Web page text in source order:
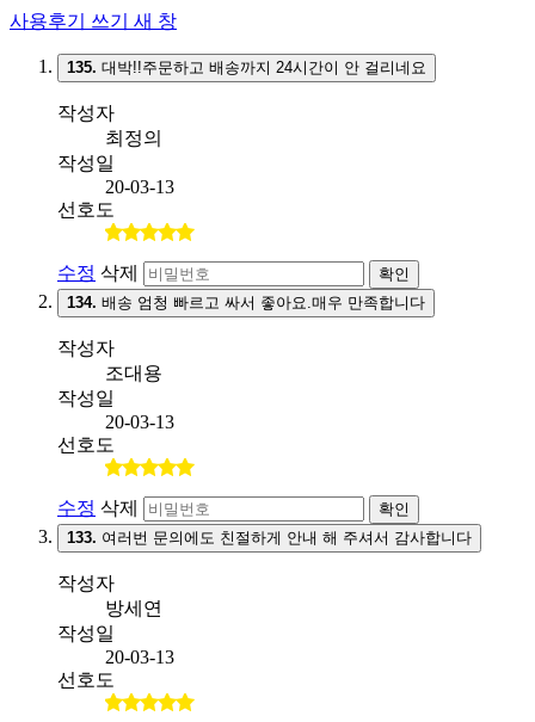
사용후기 쓰기 새 창
135. 대박!!주문하고 배송까지 24시간이 안 걸리네요
작성자
최정의
작성일
20-03-13
선호도
수정 삭제
확인
134. 배송 엄청 빠르고 싸서 좋아요.매우 만족합니다
작성자
조대용
작성일
20-03-13
선호도
수정 삭제
확인
133. 여러번 문의에도 친절하게 안내 해 주셔서 감사합니다
작성자
방세연
작성일
20-03-13
선호도